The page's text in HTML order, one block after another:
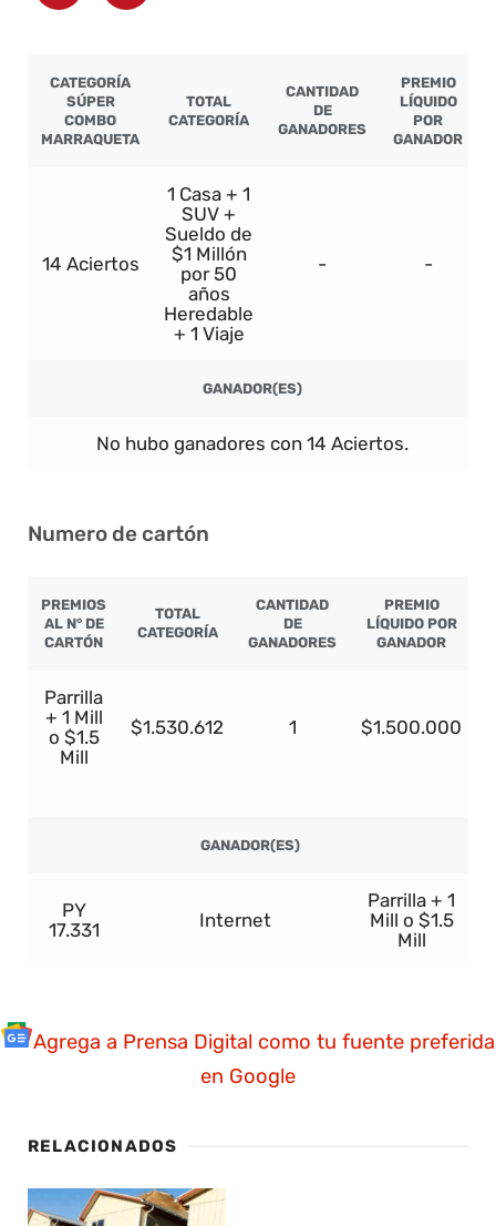
CATEGORÍA
SÚPER
COMBO
MARRAQUETA
TOTAL
CATEGORÍA
CANTIDAD
DE
GANADORES
PREMIO
LÍQUIDO
POR
GANADOR
14 Aciertos
1 Casa + 1
SUV +
Sueldo de
$1 Millón
por 50
años
Heredable
+ 1 Viaje
- -
GANADOR(ES)
No hubo ganadores con 14 Aciertos.
Numero de cartón
PREMIOS
AL N° DE
CARTÓN
TOTAL
CATEGORÍA
CANTIDAD
DE
GANADORES
PREMIO
LÍQUIDO POR
GANADOR
Parrilla
+ 1 Mill
o $1.5
Mill
$1.530.612 1 $1.500.000
GANADOR(ES)
PY
17.331
Internet
Parrilla + 1
Mill o $1.5
Mill
Agrega a Prensa Digital como tu fuente preferida
en Google
RELACIONADOS